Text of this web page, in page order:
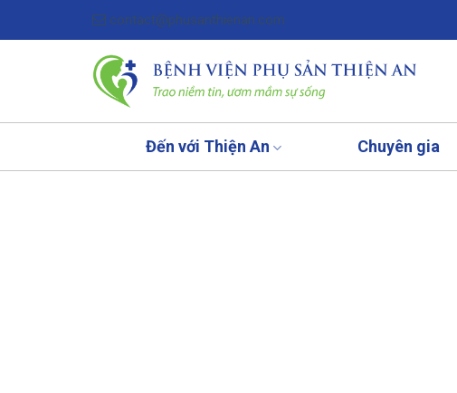
contact@phusanthienan.com
Đến với Thiện An Chuyên gia